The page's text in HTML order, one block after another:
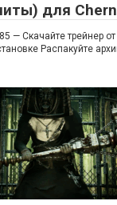
для
— Скачайте трейнер от
Распакуйте